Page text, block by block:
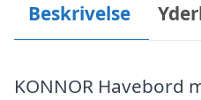
Beskrivelse
KONNOR